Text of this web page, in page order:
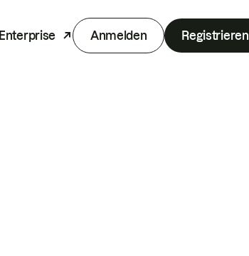
Enterprise Anmelden Registrieren